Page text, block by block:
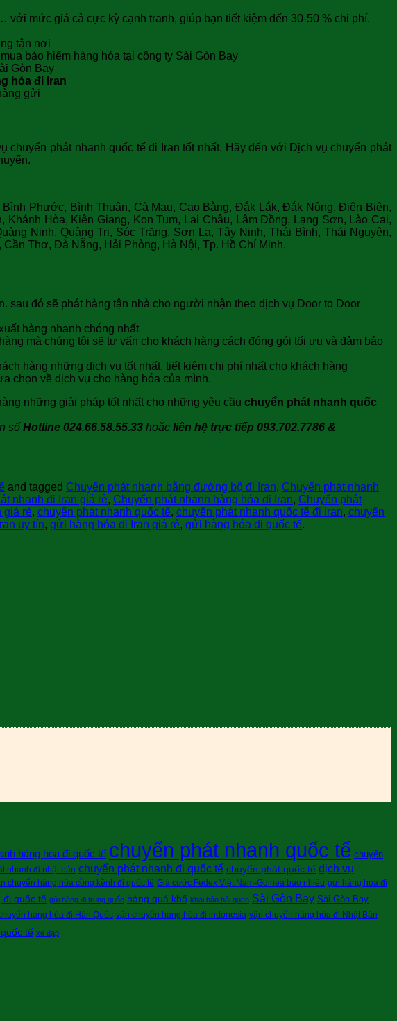
mức giá cả cực kỳ cạnh tranh, giúp bạn tiết kiệm đến 30-50 % chi phí.
tận nơi
bảo hiểm hàng hóa tại công ty Sài Gòn Bay
Gòn Bay
hóa đi Iran
gửi
phát nhanh quốc tế đi Iran tốt nhất. Hãy đến với Dịch vụ chuyển phát
Phước, Bình Thuận, Cà Mau, Cao Bằng, Đắk Lắk, Đắk Nông, Điện Biên,
Hòa, Kiên Giang, Kon Tum, Lai Châu, Lâm Đồng, Lạng Sơn, Lào Cai,
Ninh, Quảng Trị, Sóc Trăng, Sơn La, Tây Ninh, Thái Bình, Thái Nguyên,
Thơ, Đà Nẵng, Hải Phòng, Hà Nội, Tp. Hồ Chí Minh.
sau đó sẽ phát hàng tận nhà cho người nhận theo dịch vụ Door to Door
hàng nhanh chóng nhất
mà chúng tôi sẽ tư vấn cho khách hàng cách đóng gói tối ưu và đảm bảo
hàng những dịch vụ tốt nhất, tiết kiệm chi phí nhất cho khách hàng
chọn về dịch vụ cho hàng hóa của mình.
những giải pháp tốt nhất cho những yêu cầu chuyển phát nhanh quốc
số Hotline 024.66.58.55.33 hoặc liên hệ trực tiếp 093.702.7786 &
and tagged Chuyển phát nhanh bằng đường bộ đi Iran, Chuyển phát nhanh
nhanh đi Iran giá rẻ, Chuyển phát nhanh hàng hóa đi Iran, Chuyển phát
giá rẻ, chuyển phát nhanh quốc tế, chuyển phát nhanh quốc tế đi Iran, chuyển
uy tín, gửi hàng hóa đi Iran giá rẻ, gửi hàng hóa đi quốc tế.
hàng hóa đi quốc tế chuyển phát nhanh quốc tế chuyển
nhanh đi nhật bản chuyển phát nhanh đi quốc tế chuyển phát quốc tế dịch vụ
chuyển hàng hóa cồng kềnh đi quốc tê Giá cước Fedex Việt Nam-Guinea bao nhiêu gửi hàng hóa đi
đi quốc tế gửi hàng đi trung quốc hàng quá khổ khai báo hải quan Sài Gòn Bay Sài Gòn Bay
hàng hóa đi Hàn Quốc vận chuyển hàng hóa đi indonesia vận chuyển hàng hóa đi Nhật Bản
tế xe đạp